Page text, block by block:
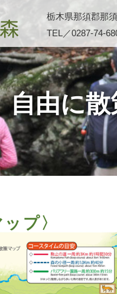
栃木県那須郡那
TEL／0287-74-
自由に
プ〉